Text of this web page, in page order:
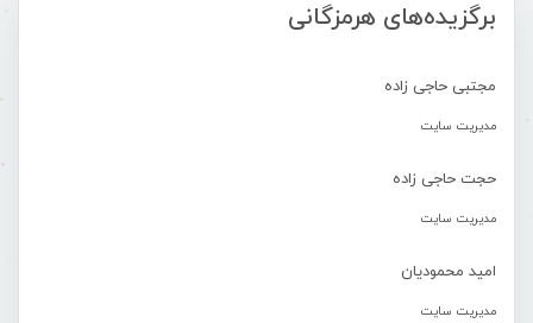
برگزیده‌های هرمزگانی
مجتبی حاجی زاده
مدیریت سایت
حجت حاجی زاده
مدیریت سایت
امید محمودیان
مدیریت سایت